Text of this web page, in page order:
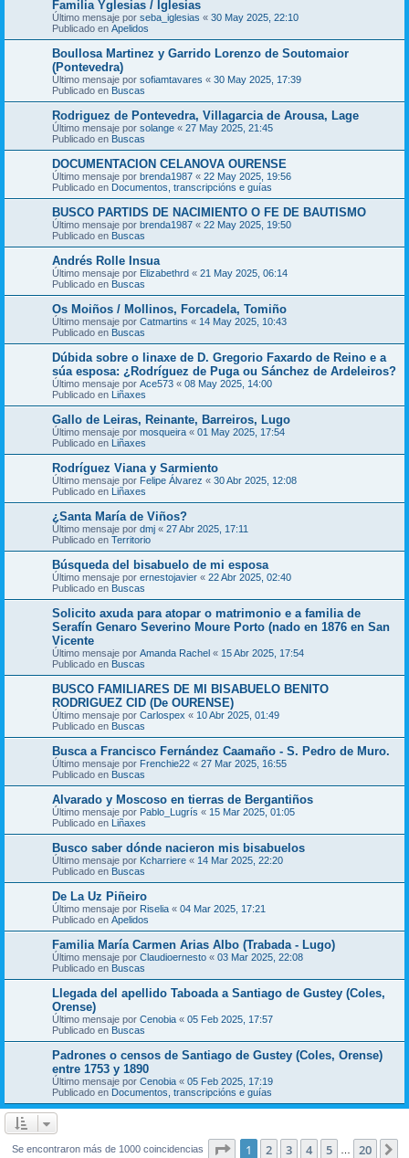
Familia Yglesias / Iglesias
Último mensaje por seba_iglesias « 30 May 2025, 22:10
Publicado en Apelidos
Boullosa Martinez y Garrido Lorenzo de Soutomaior
(Pontevedra)
Último mensaje por sofiamtavares « 30 May 2025, 17:39
Publicado en Buscas
Rodriguez de Pontevedra, Villagarcia de Arousa, Lage
Último mensaje por solange « 27 May 2025, 21:45
Publicado en Buscas
DOCUMENTACION CELANOVA OURENSE
Último mensaje por brenda1987 « 22 May 2025, 19:56
Publicado en Documentos, transcripcións e guías
BUSCO PARTIDS DE NACIMIENTO O FE DE BAUTISMO
Último mensaje por brenda1987 « 22 May 2025, 19:50
Publicado en Buscas
Andrés Rolle Insua
Último mensaje por Elizabethrd « 21 May 2025, 06:14
Publicado en Buscas
Os Moiños / Mollinos, Forcadela, Tomiño
Último mensaje por Catmartins « 14 May 2025, 10:43
Publicado en Buscas
Dúbida sobre o linaxe de D. Gregorio Faxardo de Reino e a
súa esposa: ¿Rodríguez de Puga ou Sánchez de Ardeleiros?
Último mensaje por Ace573 « 08 May 2025, 14:00
Publicado en Liñaxes
Gallo de Leiras, Reinante, Barreiros, Lugo
Último mensaje por mosqueira « 01 May 2025, 17:54
Publicado en Liñaxes
Rodríguez Viana y Sarmiento
Último mensaje por Felipe Álvarez « 30 Abr 2025, 12:08
Publicado en Liñaxes
¿Santa María de Viños?
Último mensaje por dmj « 27 Abr 2025, 17:11
Publicado en Territorio
Búsqueda del bisabuelo de mi esposa
Último mensaje por ernestojavier « 22 Abr 2025, 02:40
Publicado en Buscas
Solicito axuda para atopar o matrimonio e a familia de
Serafín Genaro Severino Moure Porto (nado en 1876 en San
Vicente
Último mensaje por Amanda Rachel « 15 Abr 2025, 17:54
Publicado en Buscas
BUSCO FAMILIARES DE MI BISABUELO BENITO
RODRIGUEZ CID (De OURENSE)
Último mensaje por Carlospex « 10 Abr 2025, 01:49
Publicado en Buscas
Busca a Francisco Fernández Caamaño - S. Pedro de Muro.
Último mensaje por Frenchie22 « 27 Mar 2025, 16:55
Publicado en Buscas
Alvarado y Moscoso en tierras de Bergantiños
Último mensaje por Pablo_Lugrís « 15 Mar 2025, 01:05
Publicado en Liñaxes
Busco saber dónde nacieron mis bisabuelos
Último mensaje por Kcharriere « 14 Mar 2025, 22:20
Publicado en Buscas
De La Uz Piñeiro
Último mensaje por Riselia « 04 Mar 2025, 17:21
Publicado en Apelidos
Familia María Carmen Arias Albo (Trabada - Lugo)
Último mensaje por Claudioernesto « 03 Mar 2025, 22:08
Publicado en Buscas
Llegada del apellido Taboada a Santiago de Gustey (Coles,
Orense)
Último mensaje por Cenobia « 05 Feb 2025, 17:57
Publicado en Buscas
Padrones o censos de Santiago de Gustey (Coles, Orense)
entre 1753 y 1890
Último mensaje por Cenobia « 05 Feb 2025, 17:19
Publicado en Documentos, transcripcións e guías
Se encontraron más de 1000 coincidencias Página de 20
1 2 3 4 5 20